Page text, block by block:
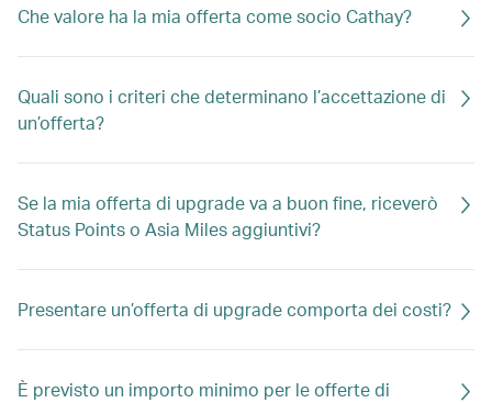
Che valore ha la mia offerta come socio Cathay?
Quali sono i criteri che determinano l’accettazione di
un’offerta?
Se la mia offerta di upgrade va a buon fine, riceverò
Status Points o Asia Miles aggiuntivi?
Presentare un’offerta di upgrade comporta dei costi?
È previsto un importo minimo per le offerte di